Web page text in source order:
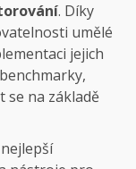
. Díky
umělé
jejich
se na základě